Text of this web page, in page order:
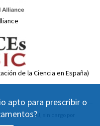
de la Ciencia en España)
apto para prescribir o
en DOAJ, sin cargo por